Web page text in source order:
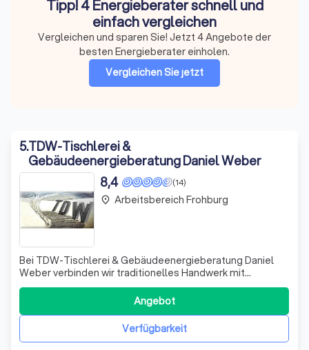
Tipp! 4 Energieberater schnell und
einfach vergleichen
Vergleichen und sparen Sie! Jetzt 4 Angebote der
besten Energieberater einholen.
Vergleichen Sie jetzt
5.TDW-Tischlerei &
Gebäudeenergieberatung Daniel Weber
(14)
8,4
Bei TDW-Tischlerei & Gebäudeenergieberatung Daniel
Weber verbinden wir traditionelles Handwerk mit
moderner Energieeffizienzberatung, um Ihnen
maßgeschneiderte Lösungen für Ihr Zuhause oder
Geschäft zu bieten. Unsere Leidenschaft für
Holzverarbeitung und unser Engagement für
Nachhaltigkeit ermöglichVerfügbarkeit
Angebot
place Arbeitsbereich Frohburg